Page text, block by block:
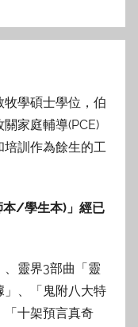
學碩士學位，伯
家庭輔導(PCE)
培訓作為餘生的工
本/學生本)」經已
靈界3部曲「靈
」、「鬼附八大特
「十架預言真奇